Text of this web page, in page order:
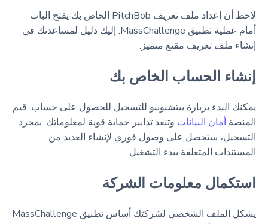
لاحظ أن إعداد ملف تعريف PitchBob الخاص بك يفتح الباب
أمام عملية تطبيق MassChallenge. إليك دليل لمساعدتك في
إنشاء ملف تعريف مقنع متميز.
إنشاء الحساب الخاص بك
يمكنك البدء بزيارة بيتشبوبيو للتسجيل للحصول على حساب. قيم
المنصة أمان البيانات وتنفذ تدابير حماية قوية لمعلوماتك. بمجرد
التسجيل، ستحصل على وصول فوري لإنشاء العديد من
المستندات المتعلقة ببدء التشغيل.
استكمال معلومات الشركة
يشكل الملف الشخصي لشركتك أساس تطبيق MassChallenge